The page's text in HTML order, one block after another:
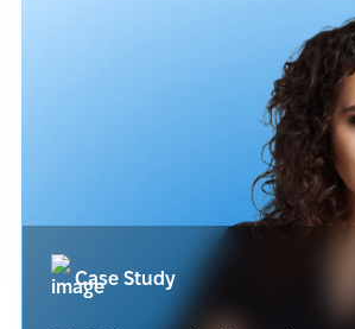
Case Study